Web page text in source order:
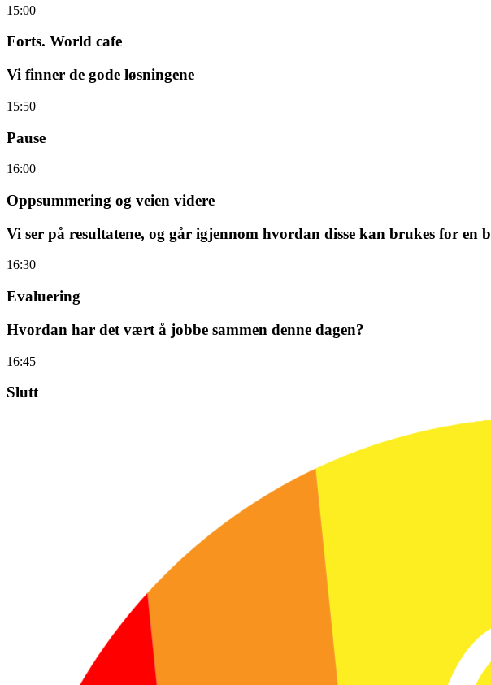
15:00
Forts. World cafe
Vi finner de gode løsningene
15:50
Pause
16:00
Oppsummering og veien videre
Vi ser på resultatene, og går igjennom hvordan disse kan brukes for en
16:30
Evaluering
Hvordan har det vært å jobbe sammen denne dagen?
16:45
Slutt